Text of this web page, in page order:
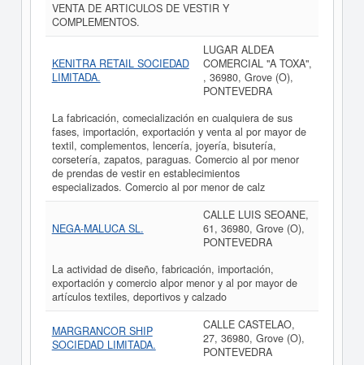
VENTA DE ARTICULOS DE VESTIR Y
COMPLEMENTOS.
KENITRA RETAIL SOCIEDAD
LIMITADA.
LUGAR ALDEA
COMERCIAL "A TOXA",
, 36980, Grove (O),
PONTEVEDRA
La fabricación, comecialización en cualquiera de sus
fases, importación, exportación y venta al por mayor de
textil, complementos, lencería, joyería, bisutería,
corsetería, zapatos, paraguas. Comercio al por menor
de prendas de vestir en establecimientos
especializados. Comercio al por menor de calz
NEGA-MALUCA SL.
CALLE LUIS SEOANE,
61, 36980, Grove (O),
PONTEVEDRA
La actividad de diseño, fabricación, importación,
exportación y comercio alpor menor y al por mayor de
artículos textiles, deportivos y calzado
MARGRANCOR SHIP
SOCIEDAD LIMITADA.
CALLE CASTELAO,
27, 36980, Grove (O),
PONTEVEDRA